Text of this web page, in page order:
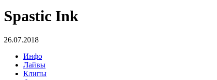
Spastic Ink
26.07.2018
Инфо
Лайвы
Клипы